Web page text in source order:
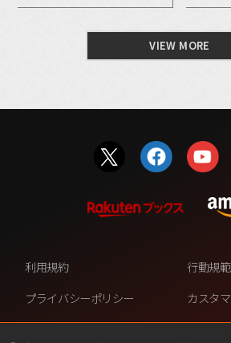
VIEW MORE
利用規約
行動規範
プライバシーポリシー
カスタ
ファンコンテンツ・ポリシー
個人情